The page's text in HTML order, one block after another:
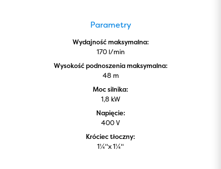
Parametry
Wydajność maksymalna:
170 l/min
Wysokość podnoszenia maksymalna:
48 m
Moc silnika:
1,8 kW
Napięcie:
400 V
Króciec tłoczny:
1¼''x 1¼''